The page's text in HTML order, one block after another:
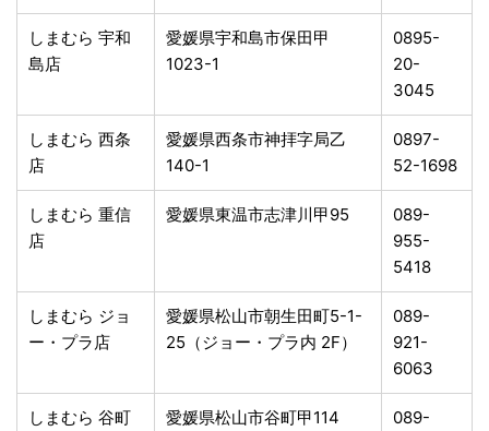
しまむら 宇和
島店
愛媛県宇和島市保田甲
1023-1
0895-
20-
3045
しまむら 西条
店
愛媛県西条市神拝字局乙
140-1
0897-
52-1698
しまむら 重信
店
愛媛県東温市志津川甲95
089-
955-
5418
しまむら ジョ
ー・プラ店
愛媛県松山市朝生田町5-1-
25（ジョー・プラ内 2F）
089-
921-
6063
しまむら 谷町
愛媛県松山市谷町甲114
089-